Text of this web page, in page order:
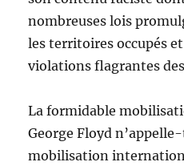
nombreuses lois
les territoires occupés
violations flagrantes
La formidable
George Floyd
mobilisation